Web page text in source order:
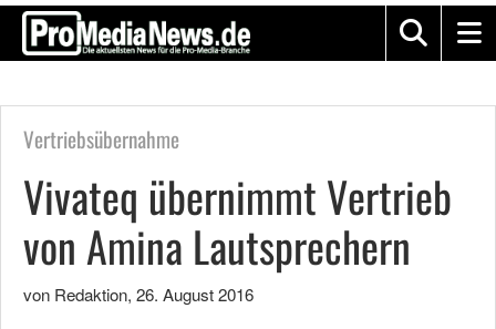
Vertriebsübernahme
Vivateq übernimmt Vertrieb
von Amina Lautsprechern
von Redaktion, 26. August 2016